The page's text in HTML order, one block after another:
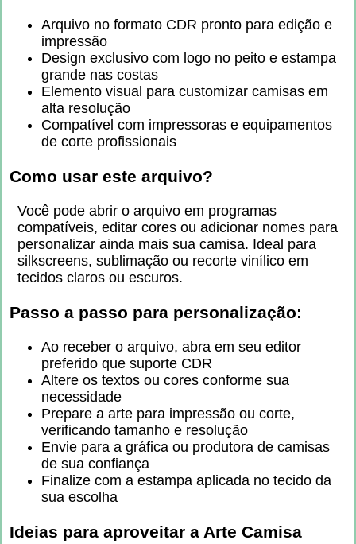
Arquivo no formato CDR pronto para edição e
impressão
Design exclusivo com logo no peito e estampa
grande nas costas
Elemento visual para customizar camisas em
alta resolução
Compatível com impressoras e equipamentos
de corte profissionais
Como usar este arquivo?
Você pode abrir o arquivo em programas
compatíveis, editar cores ou adicionar nomes para
personalizar ainda mais sua camisa. Ideal para
silkscreens, sublimação ou recorte vinílico em
tecidos claros ou escuros.
Passo a passo para personalização:
Ao receber o arquivo, abra em seu editor
preferido que suporte CDR
Altere os textos ou cores conforme sua
necessidade
Prepare a arte para impressão ou corte,
verificando tamanho e resolução
Envie para a gráfica ou produtora de camisas
de sua confiança
Finalize com a estampa aplicada no tecido da
sua escolha
Ideias para aproveitar a Arte Camisa